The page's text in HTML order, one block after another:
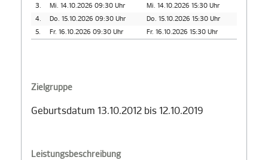
3.
Mi. 14.10.2026 09:30 Uhr
Mi. 14.10.2026 15:30 Uhr
4.
Do. 15.10.2026 09:30 Uhr
Do. 15.10.2026 15:30 Uhr
5.
Fr. 16.10.2026 09:30 Uhr Fr. 16.10.2026 15:30 Uhr
Zielgruppe
Geburtsdatum 13.10.2012 bis 12.10.2019
Leistungsbeschreibung